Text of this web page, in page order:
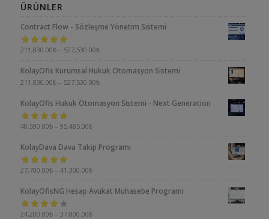
ÜRÜNLER
Contract Flow - Sözleşme Yönetim Sistemi
5 üzerinden
211,830.00₺ – 527,530.00₺
KolayOfis Kurumsal Hukuk Otomasyon Sistemi
211,830.00₺ – 527,530.00₺
KolayOfis Hukuk Otomasyon Sistemi - Next Generation
5 üzerinden
48,590.00₺ – 95,485.00₺
KolayDava Dava Takip Programı
5 üzerinden
27,700.00₺ – 41,300.00₺
KolayOfisNG Hesap Avukat Muhasebe Programı
524,200.00₺ – 37,800.00₺